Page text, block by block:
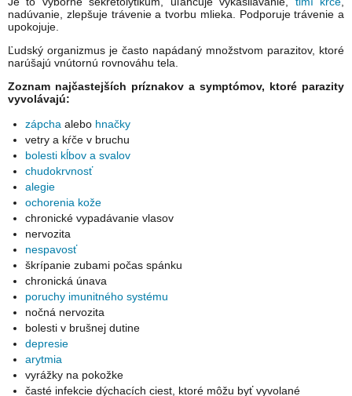
nadúvanie, zlepšuje trávenie a tvorbu mlieka. Podporuje trávenie a
upokojuje.
Ľudský organizmus je často napádaný množstvom parazitov, ktoré
narúšajú vnútornú rovnováhu tela.
Zoznam najčastejších príznakov a symptómov, ktoré parazity
vyvolávajú:
zápcha alebo hnačky
vetry a kŕče v bruchu
bolesti kĺbov a svalov
chudokrvnosť
alegie
ochorenia kože
chronické vypadávanie vlasov
nervozita
nespavosť
škrípanie zubami počas spánku
chronická únava
poruchy imunitného systému
nočná nervozita
bolesti v brušnej dutine
depresie
arytmia
vyrážky na pokožke
časté infekcie dýchacích ciest, ktoré môžu byť vyvolané